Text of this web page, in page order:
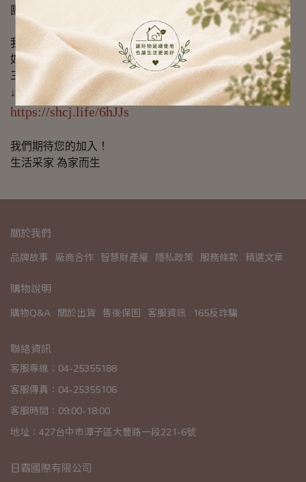
團越多賺越多！
我有貨，你有人，就像蜜蜂和花蜜，就是那麼速配！
如果您有興趣，歡迎填寫GOOGLE表單，我們收到回覆後
三天內會與您聯絡！
↓↓↓↓↓↓
https://shcj.life/6hJJs
我們期待您的加入！
生活采家 為家而生
關於我們
品牌故事 廠商合作 智慧財產權 隱私政策 服務條款 精選文章
購物說明
購物Q&A 關於出貨 售後保固 客服資訊 165反詐騙
聯絡資訊
客服專線：04-25355188
客服傳真：04-25355106
客服時間：09:00-18:00
地址：427台中市潭子區大豐路一段221-6號
日霸國際有限公司